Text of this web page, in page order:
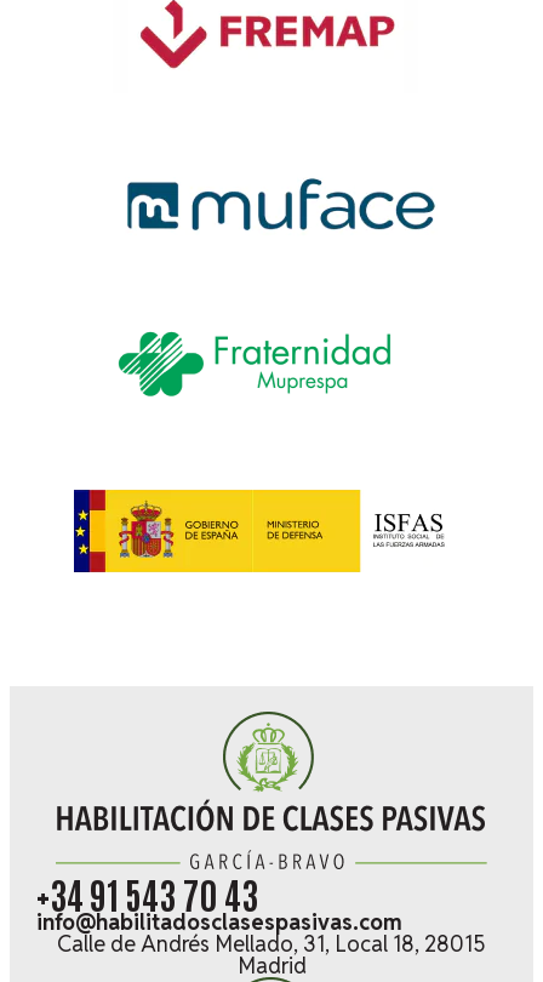
+34 91 543 70 43
info@habilitadosclasespasivas.com
Calle de Andrés Mellado, 31, Local 18, 28015
Madrid